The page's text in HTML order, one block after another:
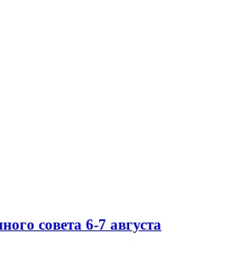
совета 6-7 августа